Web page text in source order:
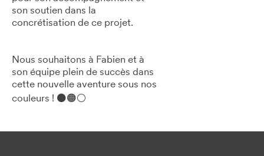
son soutien dans la
concrétisation de ce projet.
Nous souhaitons à Fabien et à
son équipe plein de succès dans
cette nouvelle aventure sous nos
couleurs ! ⚫🟠⚪